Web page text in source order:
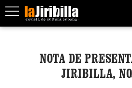
NOTA DE
JIRIBILLA,